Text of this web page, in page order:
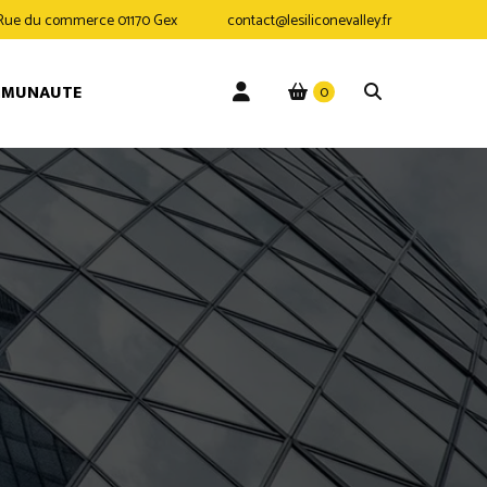
du commerce 01170 Gex contact@lesiliconevalley.fr
0